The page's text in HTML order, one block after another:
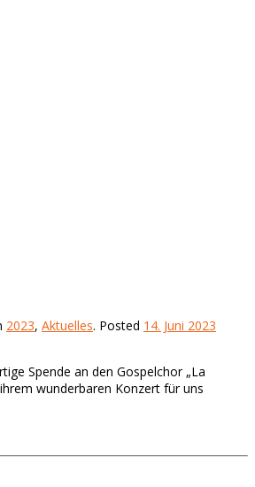
2023, Aktuelles. Posted 14. Juni 2023
Spende an den Gospelchor „La
wunderbaren Konzert für uns